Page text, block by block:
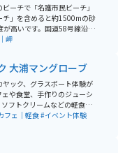
ーチで「名護市民ビーチ」
チ」を含めると約1500mの砂
。駐車場は無料ですが、遊
岬
大浦マングローブ
ック、グラスボート体験が
や食堂、手作りのジューシ
フトクリームなどの軽食も
珍しい採れたて野菜なども
ポットです。駐車場も広く
フェ｜軽食#イベント体験